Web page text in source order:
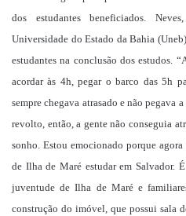
dos estudantes beneficiados.
Universidade do Estado da Bahia
estudantes na conclusão dos estudos.
acordar às 4h, pegar o barco das 5h
sempre chegava atrasado e não pegava
revolto, então, a gente não conseguia
sonho. Estou emocionado porque
de Ilha de Maré estudar em Salvador.
juventude de Ilha de Maré e
construção do imóvel, que possui sala